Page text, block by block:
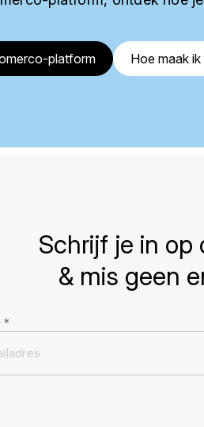
platform Hoe maak
Schrijf je in op
& mis geen
*